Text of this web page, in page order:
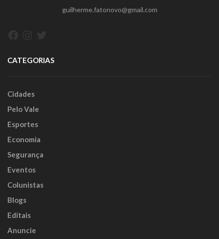
guilherme.fatonovo@gmail.com
CATEGORIAS
Cidades
Pelo Vale
Esportes
Economia
Segurança
Eventos
Colunistas
Blogs
Editais
Anuncie